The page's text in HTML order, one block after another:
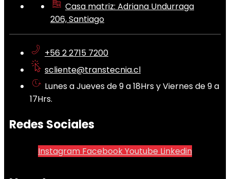
Casa matriz: Adriana Undurraga
206, Santiago
+56 2 2715 7200
scliente@transtecnia.cl
Lunes a Jueves de 9 a 18Hrs y Viernes de 9 a
17Hrs.
Redes Sociales
Instagram FacebookYoutube Linkedin